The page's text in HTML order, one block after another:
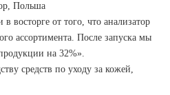
Польша
восторге от того, что анализатор
ассортимента. После запуска мы
на 32%».
средств по уходу за кожей,